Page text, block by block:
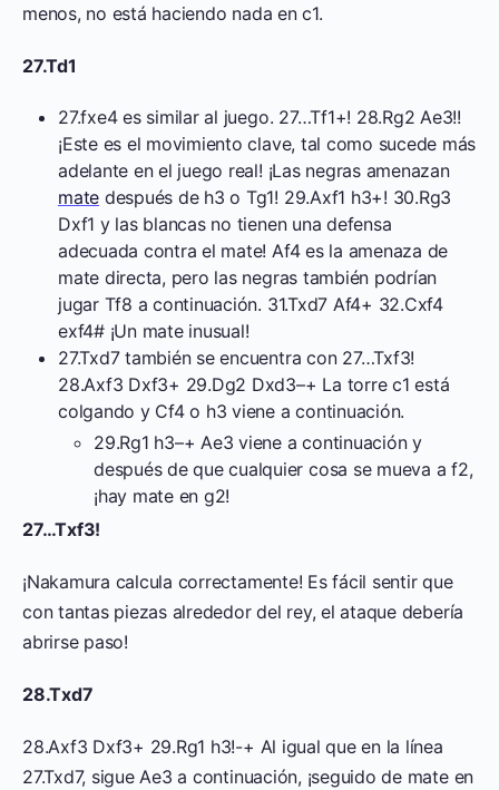
menos, no está haciendo nada en c1.
27.Td1
27.fxe4 es similar al juego. 27…Tf1+! 28.Rg2 Ae3!!
¡Este es el movimiento clave, tal como sucede más
adelante en el juego real! ¡Las negras amenazan
mate después de h3 o Tg1! 29.Axf1 h3+! 30.Rg3
Dxf1 y las blancas no tienen una defensa
adecuada contra el mate! Af4 es la amenaza de
mate directa, pero las negras también podrían
jugar Tf8 a continuación. 31.Txd7 Af4+ 32.Cxf4
exf4# ¡Un mate inusual!
27.Txd7 también se encuentra con 27…Txf3!
28.Axf3 Dxf3+ 29.Dg2 Dxd3–+ La torre c1 está
colgando y Cf4 o h3 viene a continuación.
29.Rg1 h3–+ Ae3 viene a continuación y
después de que cualquier cosa se mueva a f2,
¡hay mate en g2!
27…Txf3!
¡Nakamura calcula correctamente! Es fácil sentir que
con tantas piezas alrededor del rey, el ataque debería
abrirse paso!
28.Txd7
28.Axf3 Dxf3+ 29.Rg1 h3!-+ Al igual que en la línea
27.Txd7, sigue Ae3 a continuación, ¡seguido de mate en